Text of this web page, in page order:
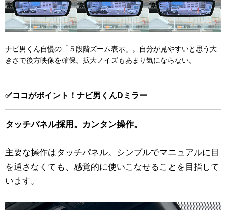
ナビ男くん自慢の「５段階ズーム表示」。自分が見やすいと思う大
きさで後方映像を確保。拡大ノイズもあまり気にならない。
✅ココがポイント！ナビ男くんDミラー
タッチパネル採用。カンタン操作。
主要な操作はタッチパネル。シンプルでマニュアルに目
を通さなくても、感覚的に使いこなせることを目指して
います。